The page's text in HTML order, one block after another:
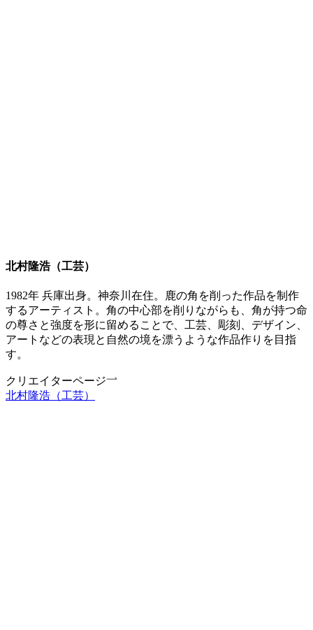
北村隆浩（工芸）
1982年 兵庫出身。神奈川在住。鹿の角を削った作品を制作
するアーティスト。角の中心部を削りながらも、角が持つ命
の尊さと強度を形に留めることで、工芸、彫刻、デザイン、
アートなどの表現と自然の境を漂うような作品作りを目指
す。
クリエイターページ
北村隆浩（工芸）